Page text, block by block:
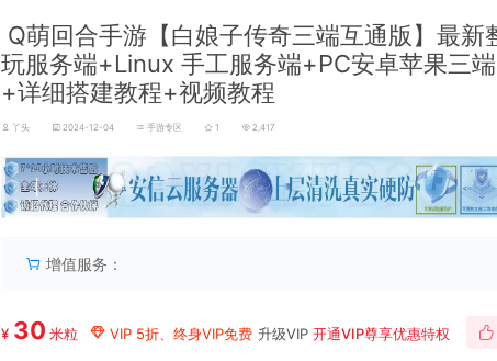
Q萌回合手游【白娘子传奇三端互通版】最新
玩服务端+Linux 手工服务端+PC安卓苹果三
+详细搭建教程+视频教程
丫头 2024-12-04 手游专区 1 2,417
丨
增值服务：
¥ 30 米粒 VIP 5折、终身VIP免费 升级VIP 开通VIP尊享优惠特权